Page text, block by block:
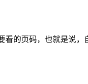
的页码，也就是说